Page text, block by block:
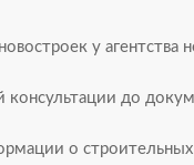
у агентства
до
о